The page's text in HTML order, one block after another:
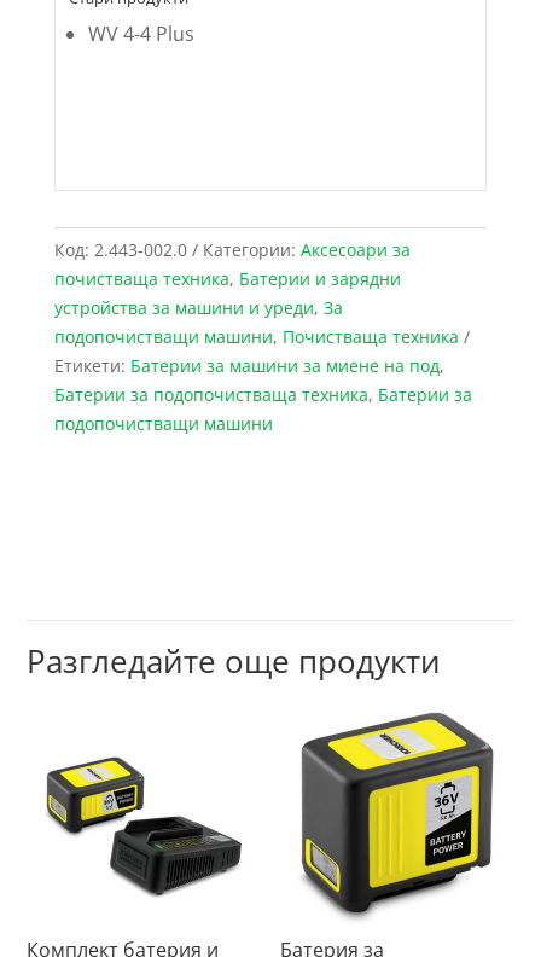
WV 4-4 Plus
Код: 2.443-002.0 Категории: Аксесоари за
почистваща техника, Батерии и зарядни
устройства за машини и уреди, За
подопочистващи машини, Почистваща техника
Етикети: Батерии за машини за миене на под,
Батерии за подопочистваща техника, Батерии за
подопочистващи машини
Разгледайте още продукти
Комплект батерия и
Батерия за